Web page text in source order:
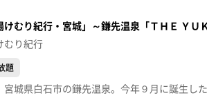
けむり紀行・宮城」～鎌先温泉「ＴＨＥ ＹＵ
むり紀行
題